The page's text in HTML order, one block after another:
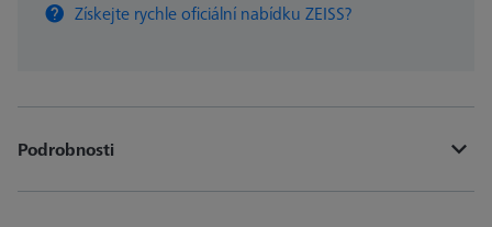
Získejte rychle oficiální nabídku ZEISS?
Podrobnosti